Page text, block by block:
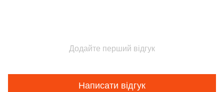
Додайте перший відгук
Написати відгук